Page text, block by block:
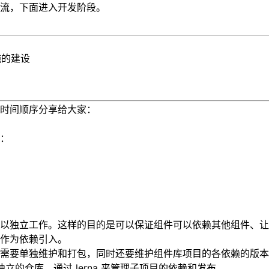
，下面进入开发阶段。
建设
间顺序分享给大家：
独立工作。这样的目的是可以保证组件可以依赖其他组件、
为依赖引入。
要单独维护和打包，同时还要维护组件库项目的各依赖的版